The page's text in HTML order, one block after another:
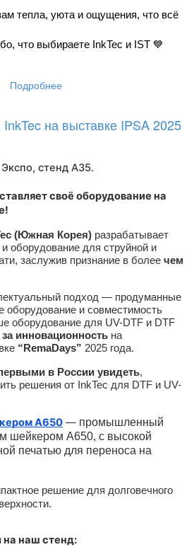
тепла, уюта и ощущения, что всё
что выбираете InkTec и IST 💙
Подробнее
на выставке IPSA 2025
стенд A35.
своё оборудование на
(Южная Корея) разрабатывает
оборудование для струйной и
заслужив признание в более чем
подход — продуманные
и совместимость
оборудование для UV-DTF и DTF
за инновационность на
“RemaDays” 2025 года.
в России увидеть,
решения от InkTec для DTF и UV-
A650 — промышленный
шейкером А650, с высокой
печатью для переноса на
решение для долговечного
на наш стенд: